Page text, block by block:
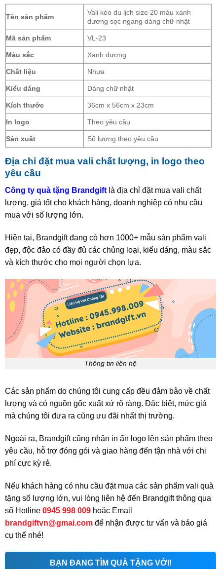
Tên sản phẩm
Vali kéo du lịch size 20 màu xanh
dương sọc ngang dáng chữ nhật
Mã sản phẩm VL-23
Màu sắc Xanh dương
Chất liệu Nhựa
Kiểu dáng Dáng chữ nhật
Kích thước 36cm x 56cm x 23cm
In logo Theo yêu cầu
Sản xuất Số lượng theo yêu cầu
Địa chỉ đặt mua vali chất lượng, in logo theo
yêu cầu
Công ty quà tặng Brandgiftlà địa chỉ đặt mua vali chất
lượng, giá tốt cho khách hàng, doanh nghiệp có nhu cầu
mua với số lượng lớn.
Hiện tại, Brandgift đang có hơn 1000+ mẫu sản phẩm vali
đẹp, độc đảo có đầy đủ các chủng loại, kiểu dáng, màu sắc
và kích thước cho mọi người chọn lựa.
Thông tin liên hệ
Các sản phẩm do chúng tôi cung cấp đều đảm bảo về chất
lượng và có nguồn gốc xuất xứ rõ ràng. Đặc biệt, mức giá
mà chúng tôi đưa ra cũng ưu đãi nhất thị trường.
Ngoài ra, Brandgift cũng nhận in ấn logo lên sản phẩm theo
yêu cầu, hỗ trợ đóng gói và giao hàng đến tận nhà với chi
phí cực kỳ rẻ.
Nếu khách hàng có nhu cầu đặt mua các sản phẩm vali quà
tặng số lượng lớn, vui lòng liên hệ đến Brandgift thông qua
số Hotline 0945 998 009hoặc Email
brandgiftvn@gmai.comđể nhận được tư vấn và báo giá
cụ thể nhé!
BẠN ĐANG TÌM QUÀ TẶNG VỚI!